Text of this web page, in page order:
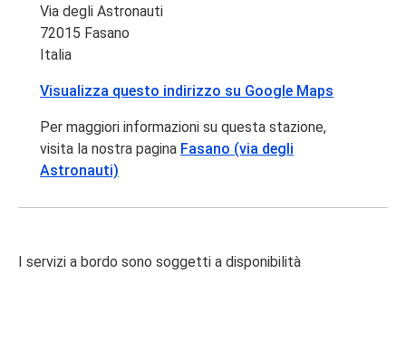
Via degli Astronauti
72015 Fasano
Italia
Visualizza questo indirizzo su Google Maps
Per maggiori informazioni su questa stazione,
visita la nostra pagina Fasano (via degli
Astronauti)
I servizi a bordo sono soggetti a disponibilità